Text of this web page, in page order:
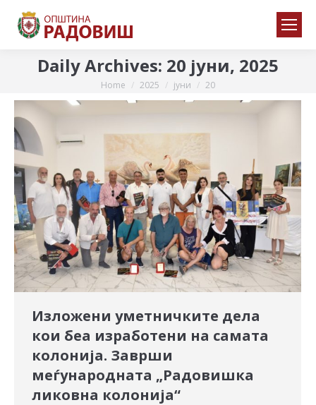
Daily Archives: 20 јуни, 2025
You are here:
Home 2025 јуни 20
Изложени уметничките дела
кои беа изработени на самата
колонија. Заврши
меѓународната „Радовишка
ликовна колонија“